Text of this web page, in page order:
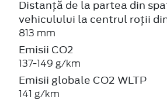
Distanță de la partea din
vehiculului la centrul roții
813 mm
Emisii CO2
137-149 g/km
Emisii globale CO2 WLTP
141 g/km